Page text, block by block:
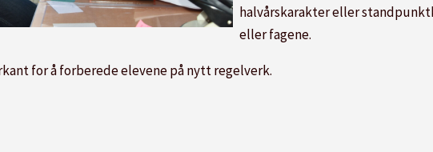
halvårskarakter eller
eller fagene.
for å forberede elevene på nytt regelverk.